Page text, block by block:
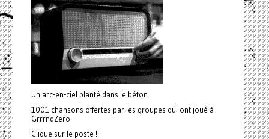
Un arc-en-ciel planté dans le béton.
1001 chansons offertes par les groupes qui ont joué à
GrrrndZero.
Clique sur le poste !